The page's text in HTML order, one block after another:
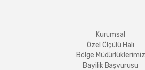
Kurumsal
Özel Ölçülü Halı
Bölge Müdürlüklerimiz
Bayilik Başvurusu